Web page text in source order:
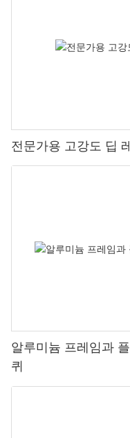
전문가용 고강도 딥
알루미늄 프레임과
퀴